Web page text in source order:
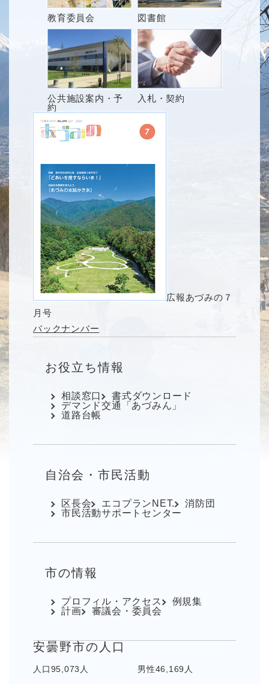
教育委員会 図書館
公共施設案内・予
約
入札・契約
広報あづみの７
月号
バックナンバー
お役立ち情報
相談窓口
書式ダウンロード
デマンド交通「あづみん」
道路台帳
自治会・市民活動
区長会 エコプランNET.
消防団
市民活動サポートセンター
市の情報
プロフィル・アクセス
例規集
計画
審議会・委員会
安曇野市の人口
人口95,073人 男性46,169人